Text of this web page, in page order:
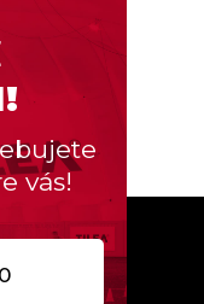
vás!